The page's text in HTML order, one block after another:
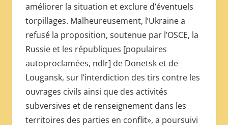
améliorer la situation et exclure d’éventuels
torpillages. Malheureusement, l’Ukraine a
refusé la proposition, soutenue par l’OSCE, la
Russie et les républiques [populaires
autoproclamées, ndlr] de Donetsk et de
Lougansk, sur l’interdiction des tirs contre les
ouvrages civils ainsi que des activités
subversives et de renseignement dans les
territoires des parties en conflit», a poursuivi